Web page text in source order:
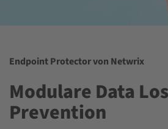
Endpoint Protector von Netwrix
Modulare Data
Prevention